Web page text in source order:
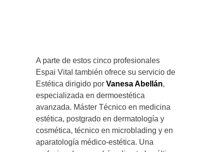
A parte de estos cinco profesionales
Espai Vital también ofrece su servicio de
Estética dirigido por Vanesa Abellán,
especializada en dermoestética
avanzada. Máster Técnico en medicina
estética, postgrado en dermatología y
cosmética, técnico en microblading y en
aparatología médico-estética. Una